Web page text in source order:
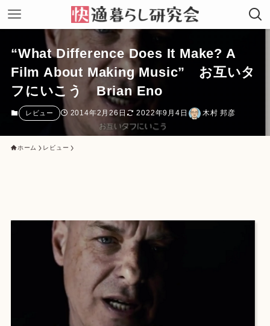
“What Difference Does It Make? A
Film About Making Music” お互いタ
フにいこう Brian Eno
レビュー 2014年2月26日 2022年9月4日 木村 邦彦
ホーム レビュー